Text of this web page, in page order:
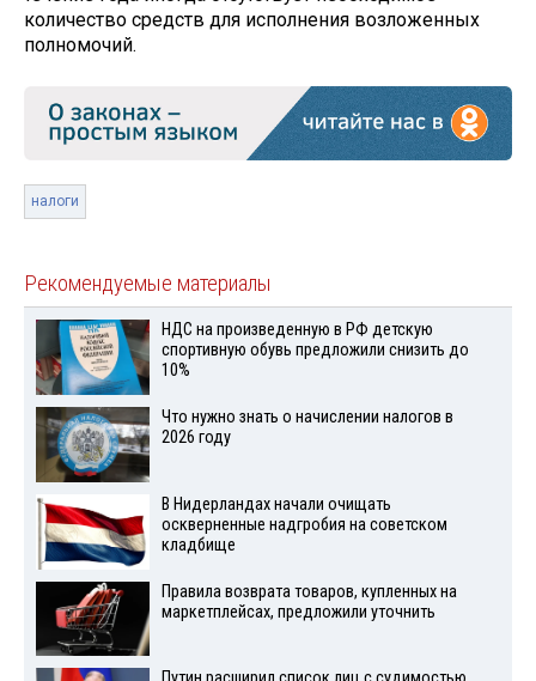
количество средств для исполнения возложенных
полномочий.
налоги
Рекомендуемые материалы
НДС на произведенную в РФ детскую
спортивную обувь предложили снизить до
10%
Что нужно знать о начислении налогов в
2026 году
В Нидерландах начали очищать
оскверненные надгробия на советском
кладбище
Правила возврата товаров, купленных на
маркетплейсах, предложили уточнить